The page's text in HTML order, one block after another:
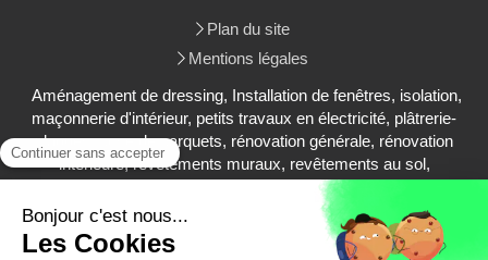
Plan du site
Mentions légales
Aménagement de dressing, Installation de fenêtres, isolation,
maçonnerie d'intérieur, petits travaux en électricité, plâtrerie-
plaques, pose de parquets, rénovation générale, rénovation
intérieure, revêtements muraux, revêtements au sol,
aménagement de salle de bain, aménagement de cuisine,
aménagements extérieurs